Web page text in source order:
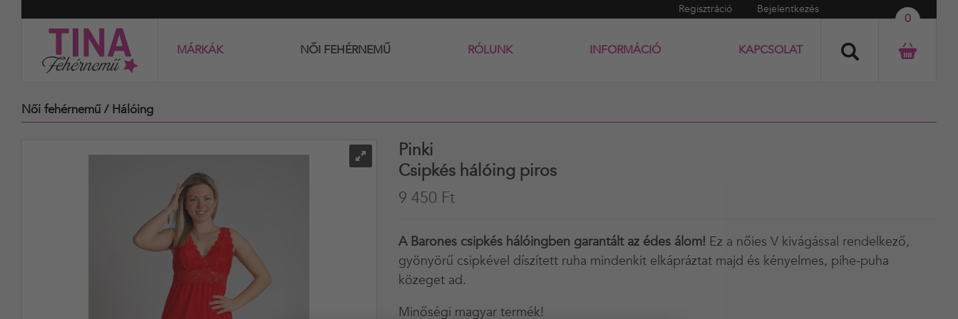
Regisztráció Bejelentkezés
0
MÁRKÁK NŐI FEHÉRNEMŰ RÓLUNK INFORMÁCIÓ KAPCSOLAT
Női fehérnemű / Hálóing
Pinki
Csipkés hálóing piros
9 450 Ft
A Barones csipkés hálóingben garantált az édes álom! Ez a nőies V kivágással rendelkező,
gyönyörű csipkével díszített ruha mindenkit elkápráztat majd és kényelmes, pihe-puha
közeget ad.
Minőségi magyar termék!